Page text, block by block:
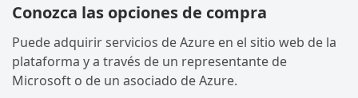
Conozca las opciones de compra
Puede adquirir servicios de Azure en el sitio web de la
plataforma y a través de un representante de
Microsoft o de un asociado de Azure.